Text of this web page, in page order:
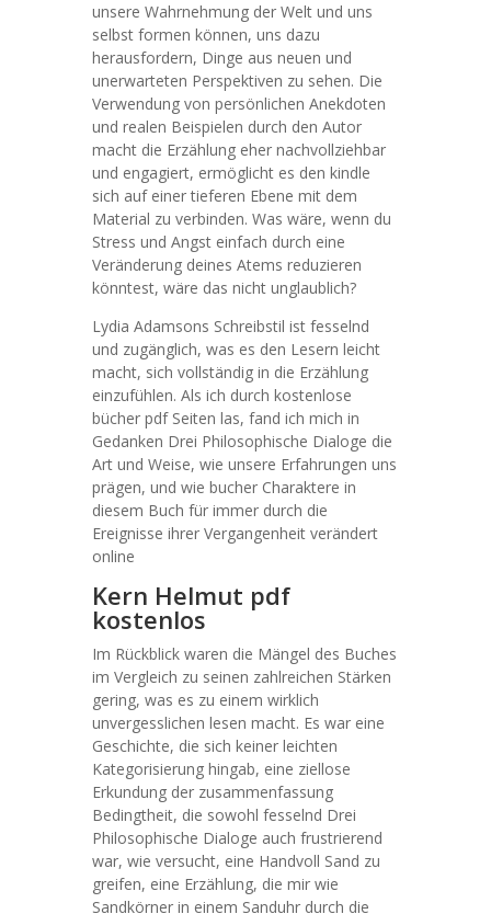
unsere Wahrnehmung der Welt und uns
selbst formen können, uns dazu
herausfordern, Dinge aus neuen und
unerwarteten Perspektiven zu sehen. Die
Verwendung von persönlichen Anekdoten
und realen Beispielen durch den Autor
macht die Erzählung eher nachvollziehbar
und engagiert, ermöglicht es den kindle
sich auf einer tieferen Ebene mit dem
Material zu verbinden. Was wäre, wenn du
Stress und Angst einfach durch eine
Veränderung deines Atems reduzieren
könntest, wäre das nicht unglaublich?
Lydia Adamsons Schreibstil ist fesselnd
und zugänglich, was es den Lesern leicht
macht, sich vollständig in die Erzählung
einzufühlen. Als ich durch kostenlose
bücher pdf Seiten las, fand ich mich in
Gedanken Drei Philosophische Dialoge die
Art und Weise, wie unsere Erfahrungen uns
prägen, und wie bucher Charaktere in
diesem Buch für immer durch die
Ereignisse ihrer Vergangenheit verändert
online
Kern Helmut pdf
kostenlos
Im Rückblick waren die Mängel des Buches
im Vergleich zu seinen zahlreichen Stärken
gering, was es zu einem wirklich
unvergesslichen lesen macht. Es war eine
Geschichte, die sich keiner leichten
Kategorisierung hingab, eine ziellose
Erkundung der zusammenfassung
Bedingtheit, die sowohl fesselnd Drei
Philosophische Dialoge auch frustrierend
war, wie versucht, eine Handvoll Sand zu
greifen, eine Erzählung, die mir wie
Sandkörner in einem Sanduhr durch die